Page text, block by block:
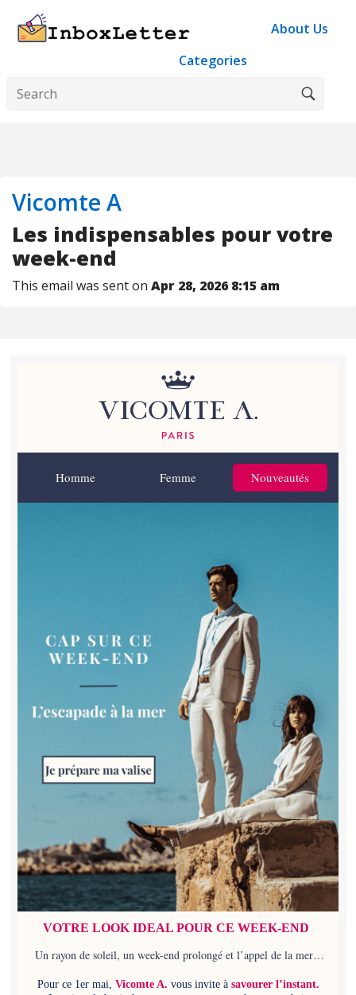
About Us
Categories
Vicomte A
Les indispensables pour votre
week-end
This email was sent on Apr 28, 2026 8:15 am